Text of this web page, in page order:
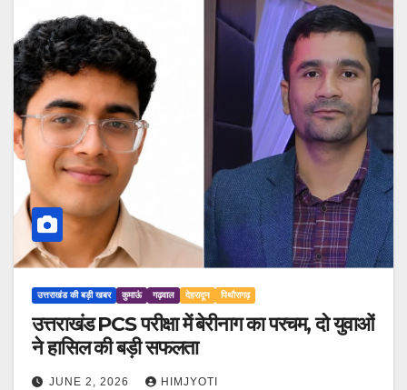
उत्तराखंड की बड़ी खबर कुमाऊं गढ़वाल देहरादून पिथौरागढ़
उत्तराखंड PCS परीक्षा में बेरीनाग का परचम, दो युवाओं
ने हासिल की बड़ी सफलता
JUNE 2, 2026 HIMJYOTI